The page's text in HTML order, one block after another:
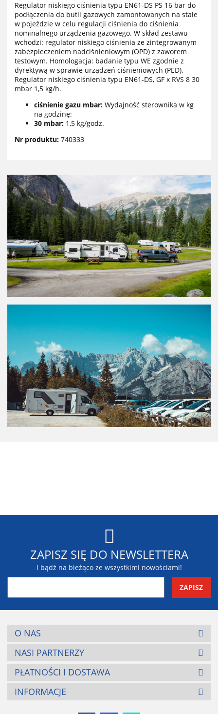
Regulator niskiego ciśnienia typu EN61-DS PS 16 bar do
podłączenia do butli gazowych zamontowanych na stałe
w pojeździe w celu regulacji ciśnienia do ciśnienia
nominalnego urządzenia gazowego. W skład zestawu
wchodzi: regulator niskiego ciśnienia ze zintegrowanym
zabezpieczeniem nadciśnieniowym (OPD) z zaworem
testowym. Homologacja: badanie typu WE zgodnie z
dyrektywą w sprawie urządzeń ciśnieniowych (PED).
Regulator niskiego ciśnienia typu EN61-DS, GF x RVS 8 30
mbar 1,5 kg/h.
ciśnienie gazu mbar: Wydajność sterownika w kg
na godzinę:
30 mbar: 1,5 kg/godz.
Nr produktu: 740333
Blaupunkt
ZAPISZ SIĘ DO NEWSLETTERA
I bądź na bieżąco ze wszystkimi nowościami!
O NAS
NASI PARTNERZY
PŁATNOŚCI I DOSTAWA
INFORMACJE